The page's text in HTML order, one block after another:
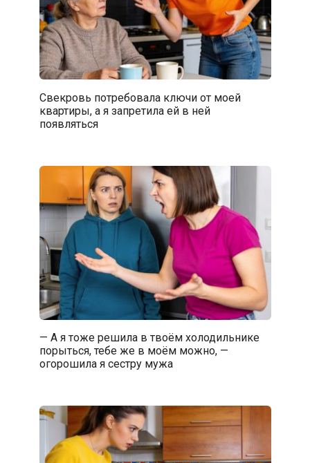
Свекровь потребовала ключи от моей
квартиры, а я запретила ей в ней
появляться
— А я тоже решила в твоём холодильнике
порыться, тебе же в моём можно, —
огорошила я сестру мужа